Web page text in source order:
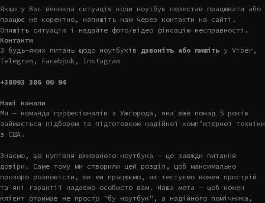
Якщо у Вас виникла ситуація коли ноутбук перестав працювати або
працює не коректно, напишіть нам через контакти на сайті.
Опишіть ситуацію і надайте фото/відео фіксацію несправності.
Контакти
З будь-яких питань щодо ноутбуків дзвоніть або пишіть у Viber,
Telegram, Facebook, Instagram
+38093 386 00 94
Наші канали
Ми — команда професіоналів з Ужгорода, яка вже понад 5 років
займається підбором та підготовкою надійної комп’ютерної техніки
з США.
Знаємо, що купівля вживаного ноутбука — це завжди питання
довіри. Саме тому ми створили цей розділ, щоб максимально
прозоро розповісти, як ми працюємо, як тестуємо кожен пристрій
та які гарантії надаємо особисто вам. Наша мета — щоб кожен
клієнт отримав не просто "бу ноутбук", а надійного помічника,